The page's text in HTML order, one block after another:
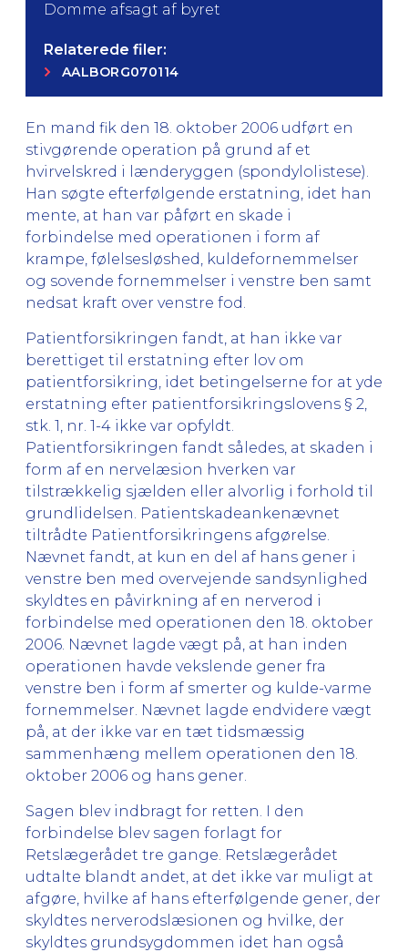
Domme afsagt af byret
Relaterede filer:
AALBORG070114
En mand fik den 18. oktober 2006 udført en
stivgørende operation på grund af et
hvirvelskred i lænderyggen (spondylolistese).
Han søgte efterfølgende erstatning, idet han
mente, at han var påført en skade i
forbindelse med operationen i form af
krampe, følelsesløshed, kuldefornemmelser
og sovende fornemmelser i venstre ben samt
nedsat kraft over venstre fod.
Patientforsikringen fandt, at han ikke var
berettiget til erstatning efter lov om
patientforsikring, idet betingelserne for at yde
erstatning efter patientforsikringslovens § 2,
stk. 1, nr. 1-4 ikke var opfyldt.
Patientforsikringen fandt således, at skaden i
form af en nervelæsion hverken var
tilstrækkelig sjælden eller alvorlig i forhold til
grundlidelsen. Patientskadeankenævnet
tiltrådte Patientforsikringens afgørelse.
Nævnet fandt, at kun en del af hans gener i
venstre ben med overvejende sandsynlighed
skyldtes en påvirkning af en nerverod i
forbindelse med operationen den 18. oktober
2006. Nævnet lagde vægt på, at han inden
operationen havde vekslende gener fra
venstre ben i form af smerter og kulde-varme
fornemmelser. Nævnet lagde endvidere vægt
på, at der ikke var en tæt tidsmæssig
sammenhæng mellem operationen den 18.
oktober 2006 og hans gener.
Sagen blev indbragt for retten. I den
forbindelse blev sagen forlagt for
Retslægerådet tre gange. Retslægerådet
udtalte blandt andet, at det ikke var muligt at
afgøre, hvilke af hans efterfølgende gener, der
skyldtes nerverodslæsionen og hvilke, der
skyldtes grundsygdommen idet han også